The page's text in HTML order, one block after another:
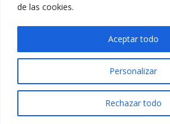
de las cookies.
Personalizar
Rechazar todo
Aceptar todo
Privacidad|
© 2018 Todos los derechos
ACRILONIA